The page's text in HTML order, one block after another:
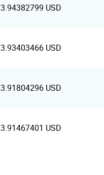
3.94382799 USD
3.93403466 USD
3.91804296 USD
3.91467401 USD